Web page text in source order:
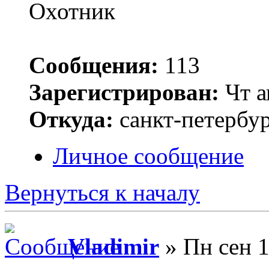
Сообщения: 113
Зарегистрирован: Чт
Откуда: санкт-
Личное сообщение
Вернуться к началу
Vladimir » Пн сен